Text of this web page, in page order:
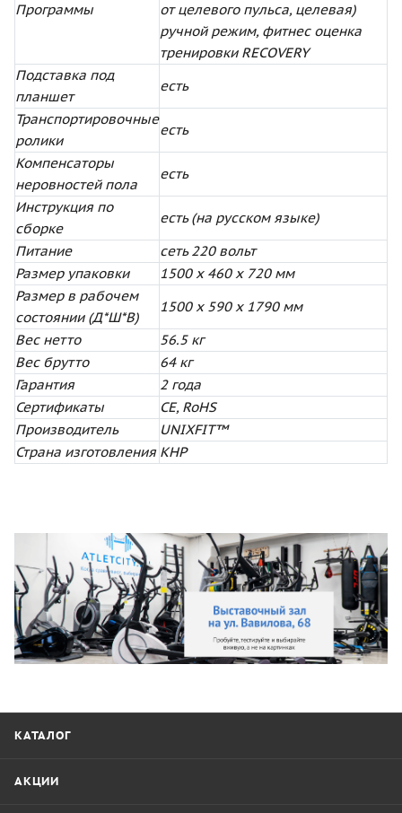
Программы
от целевого пульса, целевая)
ручной режим, фитнес оценка
тренировки RECOVERY
Подставка под
планшет
есть
Транспортировочные
ролики
есть
Компенсаторы
неровностей пола
есть
Инструкция по
сборке
есть (на русском языке)
Питание
сеть 220 вольт
Размер упаковки
1500 x 460 x 720 мм
Размер в рабочем
состоянии (Д*Ш*В)
1500 x 590 x 1790 мм
Вес нетто
56.5 кг
Вес брутто
64 кг
Гарантия
2 года
Сертификаты
СЕ, RoHS
Производитель
UNIXFIT™
Страна изготовления КНР
КАТАЛОГ
АКЦИИ